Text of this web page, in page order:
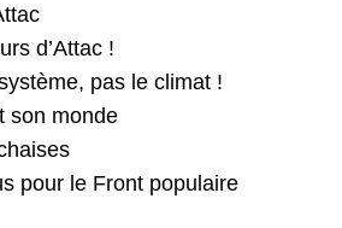
d’Attac !
pas le climat !
son monde
pour le Front populaire